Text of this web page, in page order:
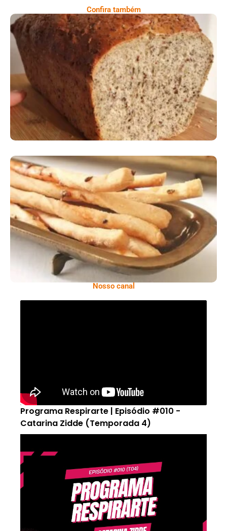
Confira também
Comer Bem: Pão Low Carb
Comer Bem: Palitinhos De Cebola E Salsa
Nosso canal
Programa Respirarte | Episódio #010 -
Catarina Zidde (Temporada 4)